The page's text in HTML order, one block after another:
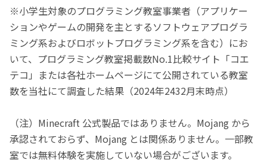
※小学生対象のプログラミング教室事業者（アプリケー
ションやゲームの開発を主とするソフトウェアプログラ
ミング系およびロボットプログラミング系を含む）にお
いて、プログラミング教室掲載数No.1比較サイト「コエ
テコ」または各社ホームページにて公開されている教室
数を当社にて調査した結果（2024年2432月末時点）
（注）Minecraft 公式製品ではありません。Mojang から
承認されておらず、Mojang とは関係ありません。一部教
室では無料体験を実施していない場合がございます。